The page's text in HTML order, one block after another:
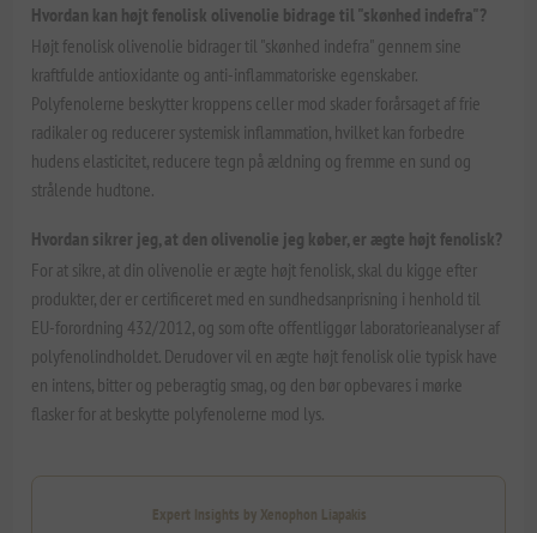
Hvordan kan højt fenolisk olivenolie bidrage til "skønhed indefra"?
Højt fenolisk olivenolie bidrager til "skønhed indefra" gennem sine
kraftfulde antioxidante og anti-inflammatoriske egenskaber.
Polyfenolerne beskytter kroppens celler mod skader forårsaget af frie
radikaler og reducerer systemisk inflammation, hvilket kan forbedre
hudens elasticitet, reducere tegn på ældning og fremme en sund og
strålende hudtone.
Hvordan sikrer jeg, at den olivenolie jeg køber, er ægte højt fenolisk?
For at sikre, at din olivenolie er ægte højt fenolisk, skal du kigge efter
produkter, der er certificeret med en sundhedsanprisning i henhold til
EU-forordning 432/2012, og som ofte offentliggør laboratorieanalyser af
polyfenolindholdet. Derudover vil en ægte højt fenolisk olie typisk have
en intens, bitter og peberagtig smag, og den bør opbevares i mørke
flasker for at beskytte polyfenolerne mod lys.
Expert Insights by Xenophon Liapakis